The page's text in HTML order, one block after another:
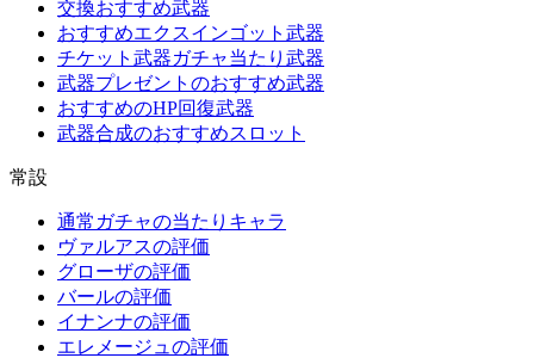
交換おすすめ武器
おすすめエクスインゴット武器
チケット武器ガチャ当たり武器
武器プレゼントのおすすめ武器
おすすめのHP回復武器
武器合成のおすすめスロット
常設
通常ガチャの当たりキャラ
ヴァルアスの評価
グローザの評価
バールの評価
イナンナの評価
エレメージュの評価